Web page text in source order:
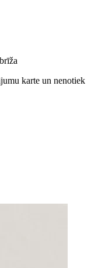
karte un nenotiek